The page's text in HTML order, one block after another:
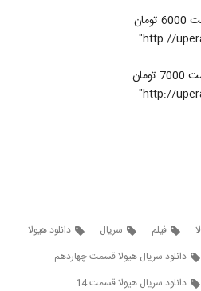
"خرید قانونی - کیفیت 4 کی - قیمت 6000 تومان
http://
"خرید قانونی - کیفیت بلوری - قیمت 7000 تومان
http://
فیلم سریال
دانلود هیولا
دانلود سریال هیولا قسمت چهاردهم
دانلود سریال هیولا قسمت 14